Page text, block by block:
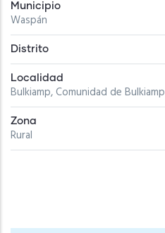
Municipio
Waspán
Distrito
Localidad
Bulkiamp, Comunidad de Bulkiamp
Zona
Rural